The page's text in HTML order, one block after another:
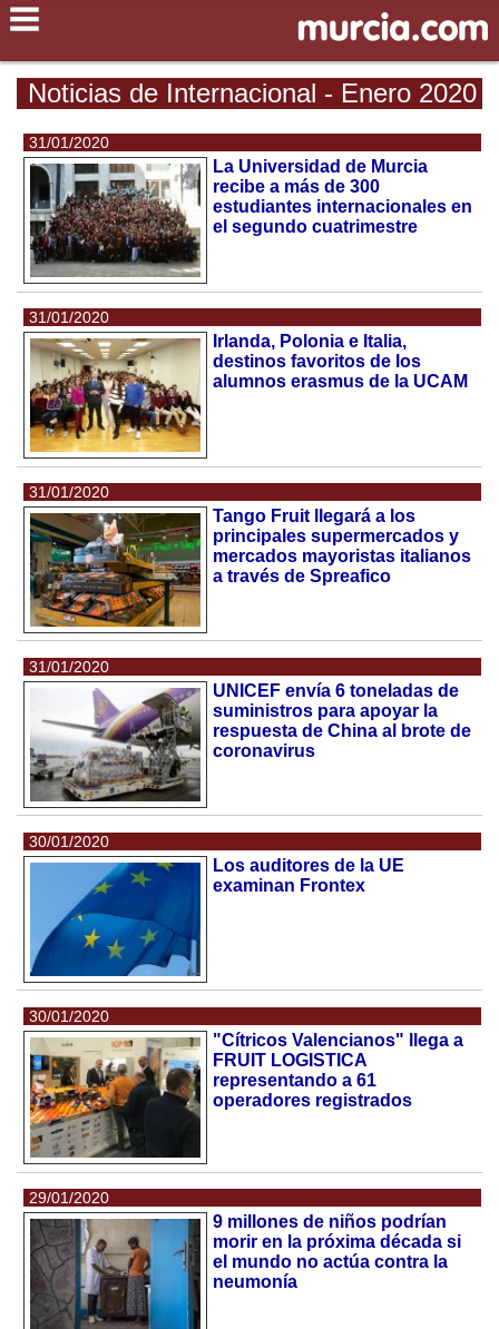
Noticias de Internacional - Enero 2020
31/01/2020
La Universidad de Murcia
recibe a más de 300
estudiantes internacionales en
el segundo cuatrimestre
31/01/2020
Irlanda, Polonia e Italia,
destinos favoritos de los
alumnos erasmus de la UCAM
31/01/2020
Tango Fruit llegará a los
principales supermercados y
mercados mayoristas italianos
a través de Spreafico
31/01/2020
UNICEF envía 6 toneladas de
suministros para apoyar la
respuesta de China al brote de
coronavirus
30/01/2020
Los auditores de la UE
examinan Frontex
30/01/2020
"Cítricos Valencianos" llega a
FRUIT LOGISTICA
representando a 61
operadores registrados
29/01/2020
9 millones de niños podrían
morir en la próxima década si
el mundo no actúa contra la
neumonía